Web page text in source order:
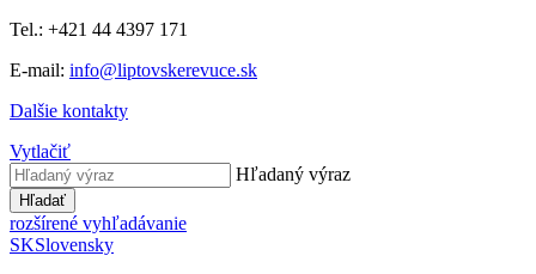
Tel.: +421 44 4397 171
E-mail: info@liptovskerevuce.sk
Dalšie kontakty
Vytlačiť
Hľadaný výraz
Hľadať
rozšírené vyhľadávanie
SKSlovensky